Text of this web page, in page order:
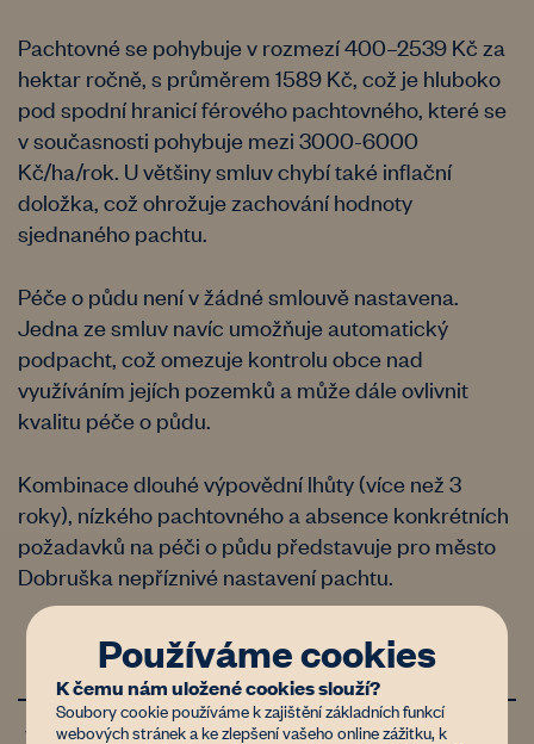
Pachtovné se pohybuje v rozmezí 400–2539 Kč za
hektar ročně, s průměrem 1589 Kč, což je hluboko
pod spodní hranicí férového pachtovného, které se
v současnosti pohybuje mezi 3000-6000
Kč/ha/rok. U většiny smluv chybí také inflační
doložka, což ohrožuje zachování hodnoty
sjednaného pachtu.
Péče o půdu není v žádné smlouvě nastavena.
Jedna ze smluv navíc umožňuje automatický
podpacht, což omezuje kontrolu obce nad
využíváním jejích pozemků a může dále ovlivnit
kvalitu péče o půdu.
Kombinace dlouhé výpovědní lhůty (více než 3
roky), nízkého pachtovného a absence konkrétních
požadavků na péči o půdu představuje pro město
Dobruška nepříznivé nastavení pachtu.
Doba pachtu a opatření pro půdu
Výše pachtovného
Používáme cookies
K čemu nám uložené cookies slouží?
Soubory cookie používáme k zajištění základních funkcí
webových stránek a ke zlepšení vašeho online zážitku, k